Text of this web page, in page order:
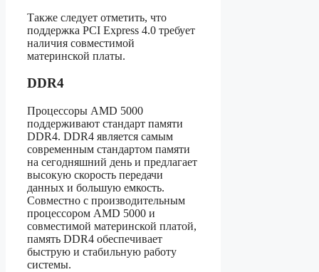
Также следует отметить, что
поддержка PCI Express 4.0 требует
наличия совместимой
материнской платы.
DDR4
Процессоры AMD 5000
поддерживают стандарт памяти
DDR4. DDR4 является самым
современным стандартом памяти
на сегодняшний день и предлагает
высокую скорость передачи
данных и большую емкость.
Совместно с производительным
процессором AMD 5000 и
совместимой материнской платой,
память DDR4 обеспечивает
быструю и стабильную работу
системы.